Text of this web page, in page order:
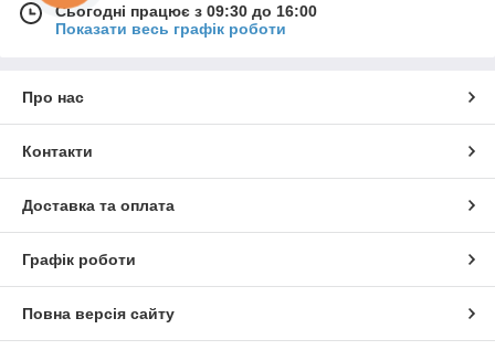
Сьогодні працює з 09:30 до 16:00
Показати весь графік роботи
Про нас
Контакти
Доставка та оплата
Графік роботи
Повна версія сайту